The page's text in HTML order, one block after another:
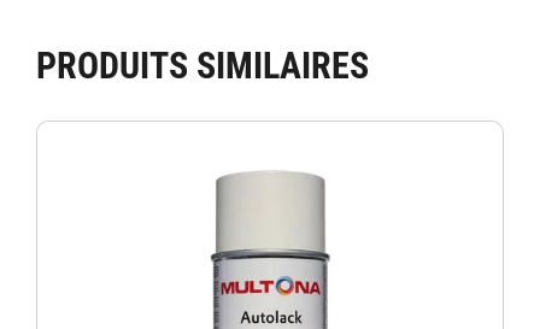
PRODUITS SIMILAIRES